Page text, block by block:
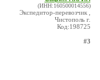
(ИНН:160500014556)
Экспедитор-перевозчик ,
Чистополь г.
Код:198725
#3